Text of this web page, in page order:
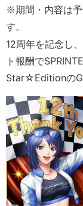
※期間・内容は
す。
12周年を記念し
ト報酬で
Star☆Editionの